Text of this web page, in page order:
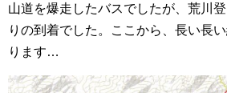
山道を爆走したバスでしたが、荒川
りの到着でした。ここから、長い長
ります…